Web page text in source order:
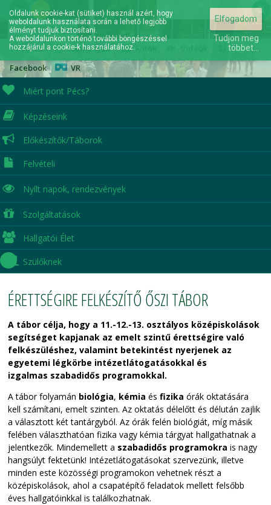
hu
en
Elérhetőségek
Hírek| Események| Fotók
Facebook| VR
Miért pont Pécs?
Képzéseink
Előkészítők/Táborok
Felvételi
Nyílt napok, rendezvények
Szolgáltatások
Hallgatói Élet
Szülőknek
ÉRETTSÉGIRE FELKÉSZÍTŐ ŐSZI TÁBOR
A tábor célja, hogy a 11.-12.-13. osztályos középiskolások
segítséget kapjanak az emelt szintű érettségire való
felkészüléshez, valamint betekintést nyerjenek az
egyetemi légkörbe intézetlátogatásokkal és
izgalmas szabadidős programokkal.
A tábor folyamán biológia, kémia ésfizika órák oktatására
kell számítani, emelt szinten. Az oktatás délelőtt és délután zajlik
a választott két tantárgyból. Az órák felén biológiát, míg másik
felében választhatóan fizika vagy kémia tárgyat hallgathatnak a
jelentkezők. Mindemellett a szabadidős programokra is nagy
hangsúlyt fektetünk! Intézetlátogatásokat szervezünk, illetve
minden este közösségi programokon vehetnek részt a
középiskolások, ahol a csapatépítő feladatok mellett felsőbb
éves hallgatóinkkal is találkozhatnak.
Oldalunk cookie-kat (sütiket) használ azért, hogy
weboldalunk használata során a lehető legjobb
élményt tudjuk biztosítani.
A weboldalunkon történő további böngészéssel
hozzájárul a cookie-k használatához.
Elfogadom
Tudjon meg
többet...